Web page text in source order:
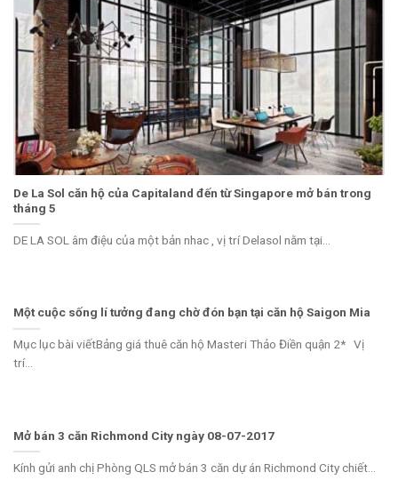
De La Sol căn hộ của Capitaland đến từ Singapore mở bán trong
tháng 5
DE LA SOL âm điệu của một bản nhac , vị trí Delasol nằm tại...
Một cuộc sống lí tưởng đang chờ đón bạn tại căn hộ Saigon Mia
Mục lục bài viếtBảng giá thuê căn hộ Masteri Thảo Điền quận 2* Vị
trí...
Mở bán 3 căn Richmond City ngày 08-07-2017
Kính gửi anh chị Phòng QLS mở bán 3 căn dự án Richmond City chiết...